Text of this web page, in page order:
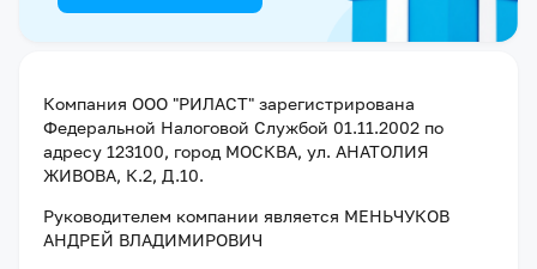
Компания ООО "РИЛАСТ" зарегистрирована
Федеральной Налоговой Службой 01.11.2002 по
адресу 123100, город МОСКВА, ул. АНАТОЛИЯ
ЖИВОВА, К.2, Д.10.
Руководителем компании является МЕНЬЧУКОВ
АНДРЕЙ ВЛАДИМИРОВИЧ